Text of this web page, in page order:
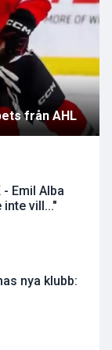
från AHL
Emil Alba
vill..."
nya klubb: